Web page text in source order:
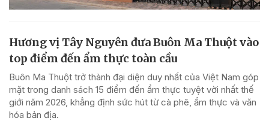
Hương vị Tây Nguyên đưa Buôn Ma Thuột vào
top điểm đến ẩm thực toàn cầu
Buôn Ma Thuột trở thành đại diện duy nhất của Việt Nam góp
mặt trong danh sách 15 điểm đến ẩm thực tuyệt vời nhất thế
giới năm 2026, khẳng định sức hút từ cà phê, ẩm thực và văn
hóa bản địa.